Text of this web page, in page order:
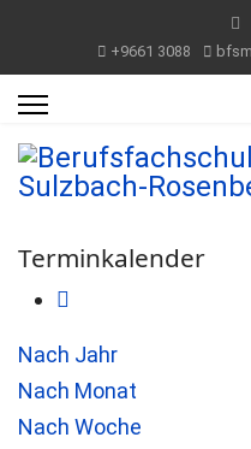
+9661 3088
Terminkalender
Nach Jahr
Nach Monat
Nach Woche